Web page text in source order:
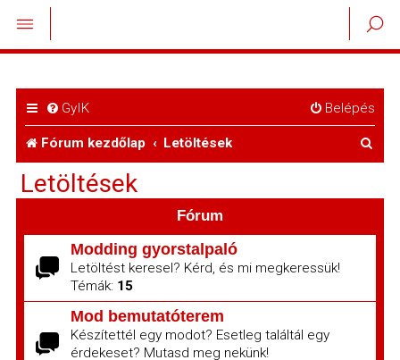
GyIK Belépés
Fórum kezdőlap Letöltések
r
Letöltések
Fórum
Modding gyorstalpaló
Letöltést keresel? Kérd, és mi megkeressük!
Témák: 15
Mod bemutatóterem
Készítettél egy modot? Esetleg találtál egy
érdekeset? Mutasd meg nekünk!